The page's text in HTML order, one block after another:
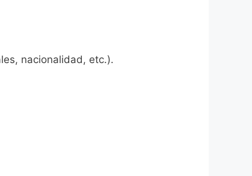
nacionalidad, etc.).